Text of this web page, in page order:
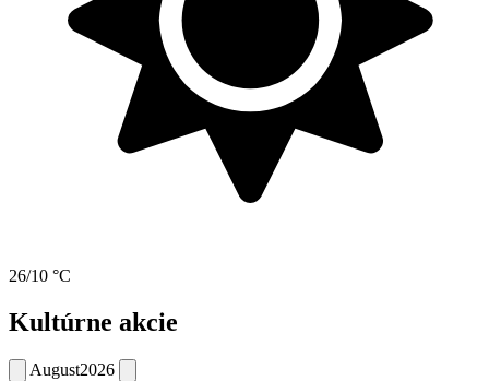
26/10 °C
Kultúrne akcie
August2026